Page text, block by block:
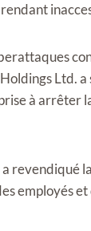
Ltd.
à arrêter
a revendiqué
employés